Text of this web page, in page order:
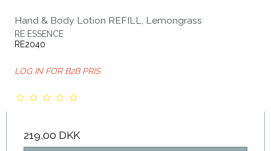
Hand & Body Lotion REFILL, Lemongrass
RE ESSENCE
RE2040
LOG IN FOR B2B PRIS
219,00 DKK